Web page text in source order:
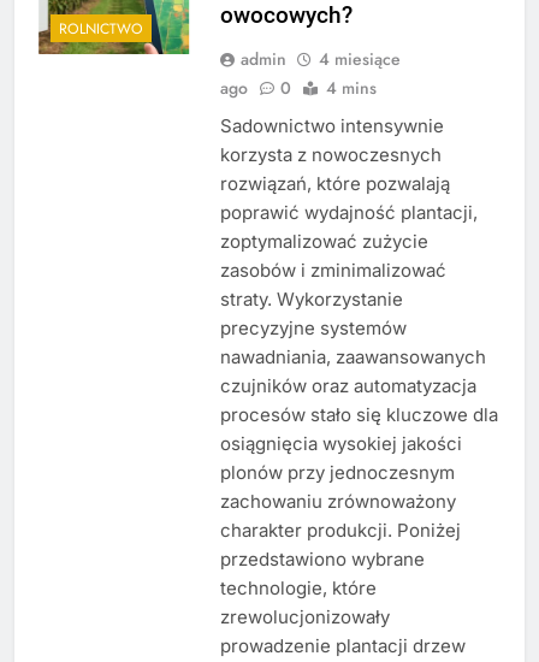
ROLNICTWO
owocowych?
admin
4 miesiące
ago
0 4 mins
Sadownictwo intensywnie
korzysta z nowoczesnych
rozwiązań, które pozwalają
poprawić wydajność plantacji,
zoptymalizować zużycie
zasobów i zminimalizować
straty. Wykorzystanie
precyzyjne systemów
nawadniania, zaawansowanych
czujników oraz automatyzacja
procesów stało się kluczowe dla
osiągnięcia wysokiej jakości
plonów przy jednoczesnym
zachowaniu zrównoważony
charakter produkcji. Poniżej
przedstawiono wybrane
technologie, które
zrewolucjonizowały
prowadzenie plantacji drzew